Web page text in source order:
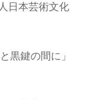
日本芸術文化
黒鍵の間に」